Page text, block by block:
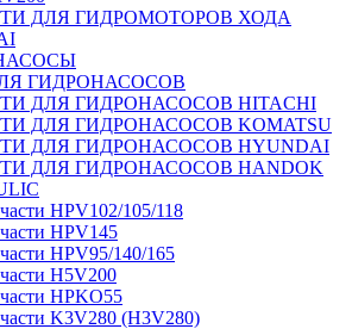
ДЛЯ ГИДРОМОТОРОВ ХОДА
ГИДРОНАСОСОВ
ДЛЯ ГИДРОНАСОСОВ HITACHI
ДЛЯ ГИДРОНАСОСОВ KOMATSU
ДЛЯ ГИДРОНАСОСОВ HYUNDAI
ДЛЯ ГИДРОНАСОСОВ HANDOK
HPV102/105/118
HPV145
HPV95/140/165
H5V200
HPKO55
K3V280 (H3V280)